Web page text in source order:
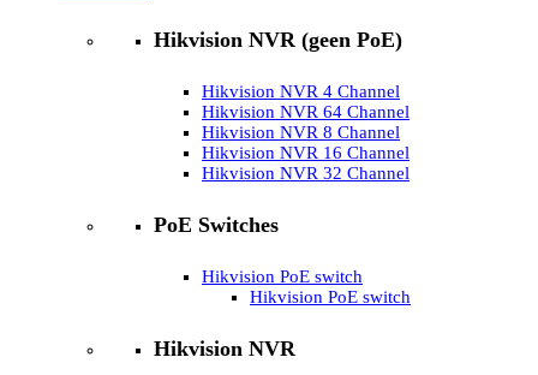
Hikvision NVR (geen PoE)
Hikvision NVR 4 Channel
Hikvision NVR 64 Channel
Hikvision NVR 8 Channel
Hikvision NVR 16 Channel
Hikvision NVR 32 Channel
PoE Switches
Hikvision PoE switch
Hikvision PoE switch
Hikvision NVR